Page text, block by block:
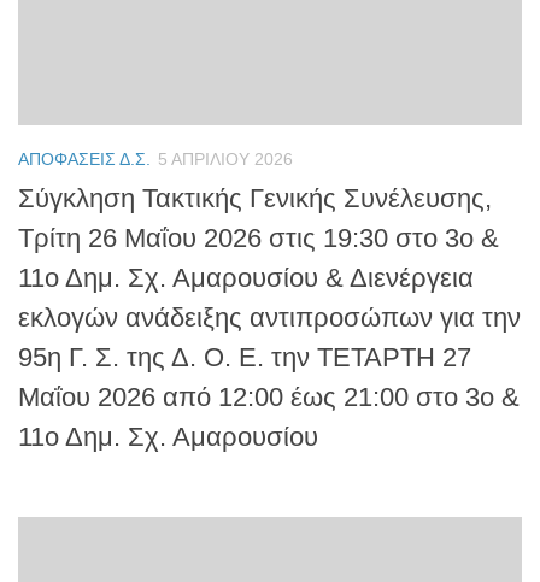
ΑΠΟΦΆΣΕΙΣ Δ.Σ. 5 ΑΠΡΙΛΊΟΥ 2026
Σύγκληση Τακτικής Γενικής Συνέλευσης,
Τρίτη 26 Μαΐου 2026 στις 19:30 στο 3ο &
11ο Δημ. Σχ. Αμαρουσίου & Διενέργεια
εκλογών ανάδειξης αντιπροσώπων για την
95η Γ. Σ. της Δ. Ο. Ε. την ΤΕΤΑΡΤΗ 27
Μαΐου 2026 από 12:00 έως 21:00 στο 3ο &
11ο Δημ. Σχ. Αμαρουσίου